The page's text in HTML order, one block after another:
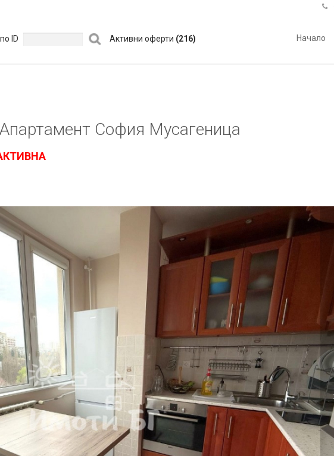

ID Активни оферти (216) Начало
София Мусагеница